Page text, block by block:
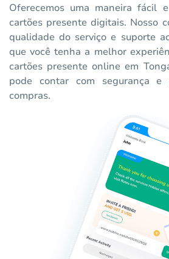
Oferecemos uma maneira fácil
cartões presente digitais. Nosso
qualidade do serviço e suporte
que você tenha a melhor
cartões presente online em
pode contar com segurança e
compras.